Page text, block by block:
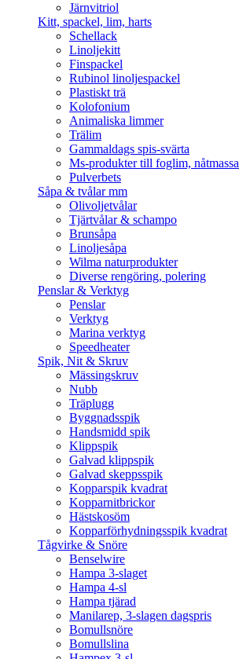
Järnvitriol
Kitt, spackel, lim, harts
Schellack
Linoljekitt
Finspackel
Rubinol linoljespackel
Plastiskt trä
Kolofonium
Animaliska limmer
Trälim
Gammaldags spis-svärta
Ms-produkter till foglim, nåtmassa
Pulverbets
Såpa & tvålar mm
Olivoljetvålar
Tjärtvålar & schampo
Brunsåpa
Linoljesåpa
Wilma naturprodukter
Diverse rengöring, polering
Penslar & Verktyg
Penslar
Verktyg
Marina verktyg
Speedheater
Spik, Nit & Skruv
Mässingskruv
Nubb
Träplugg
Byggnadsspik
Handsmidd spik
Klippspik
Galvad klippspik
Galvad skeppsspik
Kopparspik kvadrat
Kopparnitbrickor
Hästskosöm
Kopparförhydningsspik kvadrat
Tågvirke & Snöre
Benselwire
Hampa 3-slaget
Hampa 4-sl
Hampa tjärad
Manilarep, 3-slagen dagspris
Bomullsnöre
Bomullslina